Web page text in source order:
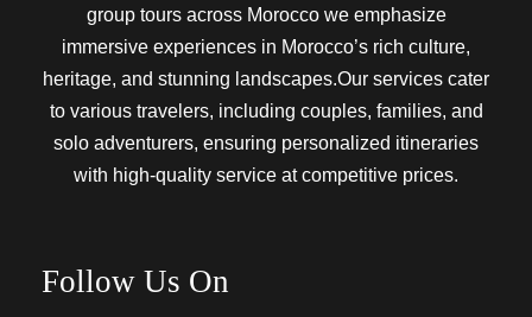
group tours across Morocco we emphasize
immersive experiences in Morocco’s rich culture,
heritage, and stunning landscapes.Our services cater
to various travelers, including couples, families, and
solo adventurers, ensuring personalized itineraries
with high-quality service at competitive prices.
Follow Us On